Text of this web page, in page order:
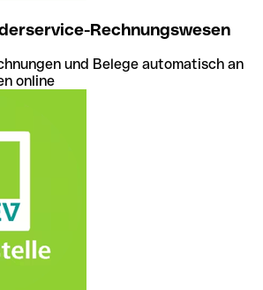
Rechnungswesen
und Belege automatisch an
online